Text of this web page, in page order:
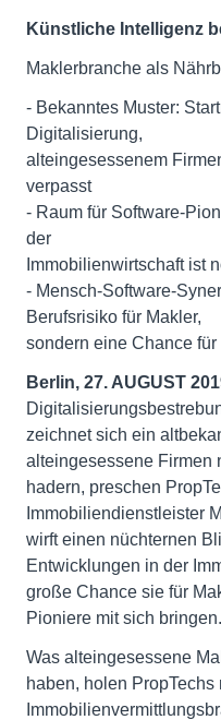
Künstliche Intelligenz
Maklerbranche als
- Bekanntes Muster:
Digitalisierung,
alteingesessenem
verpasst
- Raum für Software-
der
Immobilienwirtschaft ist
- Mensch-Software-
Berufsrisiko für Makler,
sondern eine Chance
Berlin, 27. AUGUST
zeichnet sich ein
alteingesessene Firmen
hadern, preschen
Immobiliendienstleister
wirft einen nüchternen
Entwicklungen in der
große Chance sie für
Pioniere mit sich bringen.
Was alteingesessene
haben, holen PropTechs